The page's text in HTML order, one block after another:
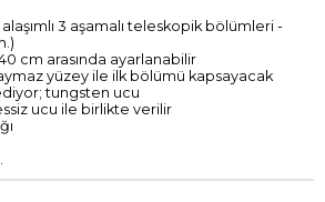
3 aşamalı teleskopik bölümleri -
cm arasında ayarlanabilir
yüzey ile ilk bölümü kapsayacak
tungsten ucu
ucu ile birlikte verilir